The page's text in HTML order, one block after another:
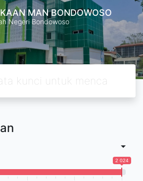
MAN BONDOWOSO
Negeri Bondowoso
2 024